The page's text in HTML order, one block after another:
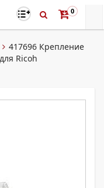
0
417696 Крепление
Ricoh